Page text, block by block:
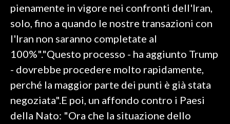
SARDI NEL MONDO
NOTIZIE
EVENTI
3 MINUTI CON
INSULARITÀ
pienamente in vigore nei confronti dell'Iran,
solo, fino a quando le nostre transazioni con
l'Iran non saranno completate al
100%"."Questo processo - ha aggiunto Trump
- dovrebbe procedere molto rapidamente,
perché la maggior parte dei punti è già stata
negoziata".E poi, un affondo contro i Paesi
della Nato: "Ora che la situazione dello